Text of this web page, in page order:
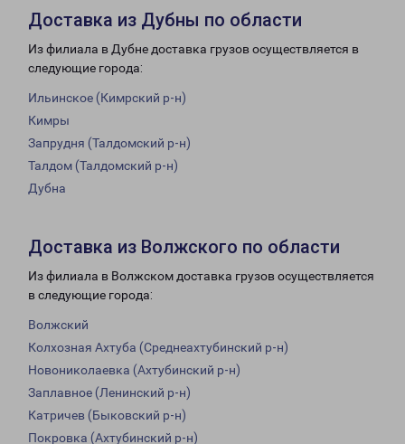
Доставка из Дубны по области
Из филиала в Дубне доставка грузов осуществляется в
следующие города:
Ильинское (Кимрский р-н)
Кимры
Запрудня (Талдомский р-н)
Талдом (Талдомский р-н)
Дубна
Доставка из Волжского по области
Из филиала в Волжском доставка грузов осуществляется
в следующие города:
Волжский
Колхозная Ахтуба (Среднеахтубинский р-н)
Новониколаевка (Ахтубинский р-н)
Заплавное (Ленинский р-н)
Катричев (Быковский р-н)
Покровка (Ахтубинский р-н)